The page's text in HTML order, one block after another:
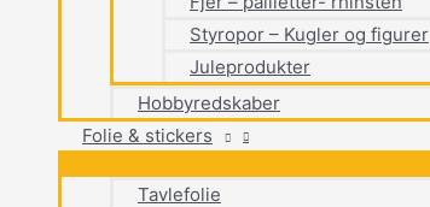
Styropor – Kugler og figurer
Juleprodukter
Hobbyredskaber
Folie & stickers
Tavlefolie